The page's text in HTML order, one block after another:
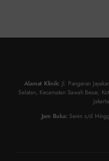
Alamat Klinik: Jl. Pangeran
Selatan, Kecamatan Sawah Besar,
Jam Buka: Senin s/d